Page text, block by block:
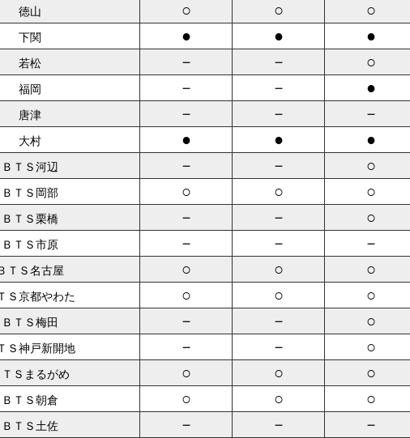
徳山 ○ ○ ○
下関 ● ● ●
若松 － － ○
福岡 － － ●
唐津 － － －
大村 ● ● ●
ＢＴＳ河辺 － － ○
ＢＴＳ岡部 ○ ○ ○
ＢＴＳ栗橋 － － ○
ＢＴＳ市原 － － －
ＴＳ名古屋 ○ ○ ○
Ｓ京都やわた ○ ○ ○
ＢＴＳ梅田 － － ○
Ｓ神戸新開地 － － ○
ＴＳまるがめ ○ ○ ○
ＢＴＳ朝倉 ○ ○ ○
ＢＴＳ土佐 － － －